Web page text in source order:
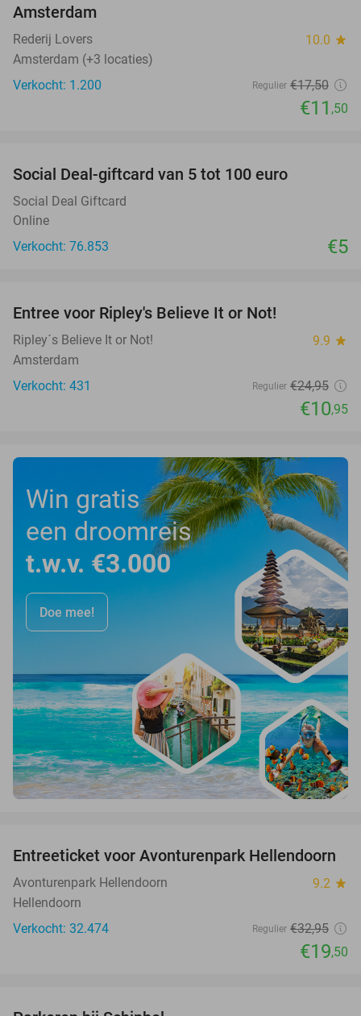
Amsterdam
Rederij Lovers 10.0 star
Amsterdam (+3 locaties)
Verkocht: 1.200
Regulier €17,50
€11 ,50
Social Deal-giftcard van 5 tot 100 euro
Social Deal Giftcard
Online
Verkocht: 76.853
€5
Entree voor Ripley's Believe It or Not!
Ripley´s Believe It or Not! 9.9 star
Amsterdam
Verkocht: 431
Regulier €24,95
€10,95
Win gratis
een droomreis
t.w.v. €3.000
Doe mee!
41%
Entreeticket voor Avonturenpark Hellendoorn
Avonturenpark Hellendoorn 9.2 star
Hellendoorn
Verkocht: 32.474
Regulier €32,95
€19,50